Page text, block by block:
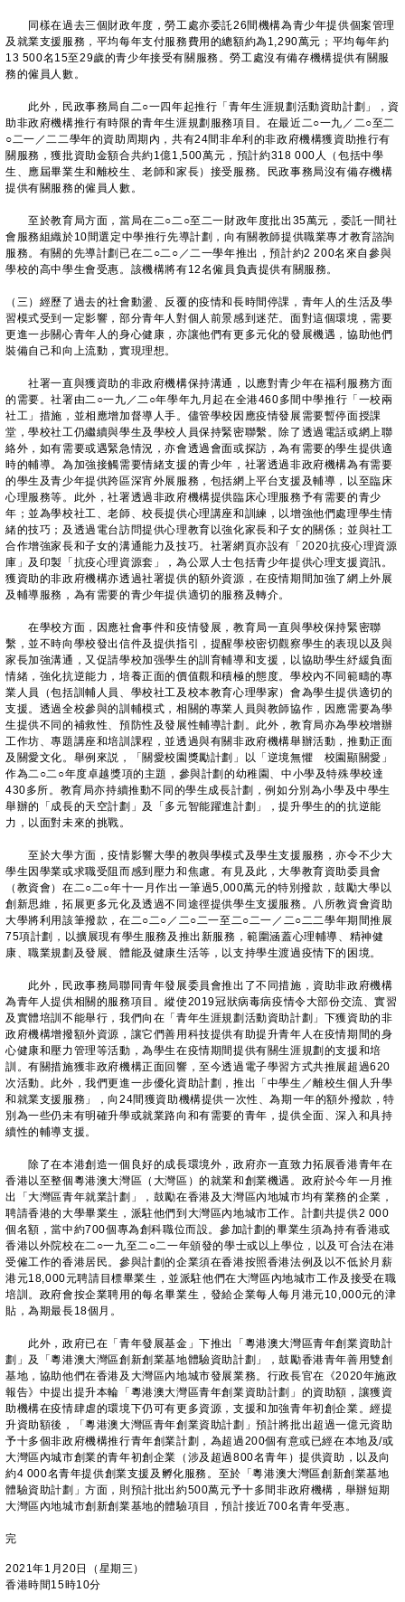
同樣在過去三個財政年度，勞工處亦委託26間機構為青少年提供個案管理
及就業支援服務，平均每年支付服務費用的總額約為1,290萬元；平均每年約
13 500名15至29歲的青少年接受有關服務。勞工處沒有備存機構提供有關服
務的僱員人數。
此外，民政事務局自二○一四年起推行「青年生涯規劃活動資助計劃」，資
助非政府機構推行有時限的青年生涯規劃服務項目。在最近二○一九／二○至二
○二一／二二學年的資助周期內，共有24間非牟利的非政府機構獲資助推行有
關服務，獲批資助金額合共約1億1,500萬元，預計約318 000人（包括中學
生、應屆畢業生和離校生、老師和家長）接受服務。民政事務局沒有備存機構
提供有關服務的僱員人數。
至於教育局方面，當局在二○二○至二一財政年度批出35萬元，委託一間社
會服務組織於10間選定中學推行先導計劃，向有關教師提供職業專才教育諮詢
服務。有關的先導計劃已在二○二○／二一學年推出，預計約2 200名來自參與
學校的高中學生會受惠。該機構將有12名僱員負責提供有關服務。
（三）經歷了過去的社會動盪、反覆的疫情和長時間停課，青年人的生活及學
習模式受到一定影響，部分青年人對個人前景感到迷茫。面對這個環境，需要
更進一步關心青年人的身心健康，亦讓他們有更多元化的發展機遇，協助他們
裝備自己和向上流動，實現理想。
社署一直與獲資助的非政府機構保持溝通，以應對青少年在福利服務方面
的需要。社署由二○一九／二○年學年九月起在全港460多間中學推行「一校兩
社工」措施，並相應增加督導人手。儘管學校因應疫情發展需要暫停面授課
堂，學校社工仍繼續與學生及學校人員保持緊密聯繫。除了透過電話或網上聯
絡外，如有需要或遇緊急情況，亦會透過會面或探訪，為有需要的學生提供適
時的輔導。為加強接觸需要情緒支援的青少年，社署透過非政府機構為有需要
的學生及青少年提供跨區深宵外展服務，包括網上平台支援及輔導，以至臨床
心理服務等。此外，社署透過非政府機構提供臨床心理服務予有需要的青少
年；並為學校社工、老師、校長提供心理講座和訓練，以增強他們處理學生情
緒的技巧；及透過電台訪問提供心理教育以強化家長和子女的關係；並與社工
合作增強家長和子女的溝通能力及技巧。社署網頁亦設有「2020抗疫心理資源
庫」及印製「抗疫心理資源套」，為公眾人士包括青少年提供心理支援資訊。
獲資助的非政府機構亦透過社署提供的額外資源，在疫情期間加強了網上外展
及輔導服務，為有需要的青少年提供適切的服務及轉介。
在學校方面，因應社會事件和疫情發展，教育局一直與學校保持緊密聯
繫，並不時向學校發出信件及提供指引，提醒學校密切觀察學生的表現以及與
家長加強溝通，又促請學校加强學生的訓育輔導和支援，以協助學生紓緩負面
情緒，強化抗逆能力，培養正面的價值觀和積極的態度。學校內不同範疇的專
業人員（包括訓輔人員、學校社工及校本教育心理學家）會為學生提供適切的
支援。透過全校參與的訓輔模式，相關的專業人員與教師協作，因應需要為學
生提供不同的補救性、預防性及發展性輔導計劃。此外，教育局亦為學校增辦
工作坊、專題講座和培訓課程，並透過與有關非政府機構舉辦活動，推動正面
及關愛文化。舉例來説，「關愛校園獎勵計劃」以「逆境無懼 校園顯關愛」
作為二○二○年度卓越獎項的主題，參與計劃的幼稚園、中小學及特殊學校達
430多所。教育局亦持續推動不同的學生成長計劃，例如分別為小學及中學生
舉辦的「成長的天空計劃」及「多元智能躍進計劃」，提升學生的的抗逆能
力，以面對未來的挑戰。
至於大學方面，疫情影響大學的教與學模式及學生支援服務，亦令不少大
學生因學業或求職受阻而感到壓力和焦慮。有見及此，大學教育資助委員會
（教資會）在二○二○年十一月作出一筆過5,000萬元的特別撥款，鼓勵大學以
創新思維，拓展更多元化及透過不同途徑提供學生支援服務。八所教資會資助
大學將利用該筆撥款，在二○二○／二○二一至二○二一／二○二二學年期間推展
75項計劃，以擴展現有學生服務及推出新服務，範圍涵蓋心理輔導、精神健
康、職業規劃及發展、體能及健康生活等，以支持學生渡過疫情下的困境。
此外，民政事務局聯同青年發展委員會推出了不同措施，資助非政府機構
為青年人提供相關的服務項目。縱使2019冠狀病毒病疫情令大部份交流、實習
及實體培訓不能舉行，我們向在「青年生涯規劃活動資助計劃」下獲資助的非
政府機構增撥額外資源，讓它們善用科技提供有助提升青年人在疫情期間的身
心健康和壓力管理等活動，為學生在疫情期間提供有關生涯規劃的支援和培
訓。有關措施獲非政府機構正面回響，至今透過電子學習方式共推展超過620
次活動。此外，我們更進一步優化資助計劃，推出「中學生／離校生個人升學
和就業支援服務」，向24間獲資助機構提供一次性、為期一年的額外撥款，特
別為一些仍未有明確升學或就業路向和有需要的青年，提供全面、深入和具持
續性的輔導支援。
除了在本港創造一個良好的成長環境外，政府亦一直致力拓展香港青年在
香港以至整個粵港澳大灣區（大灣區）的就業和創業機遇。政府於今年一月推
出「大灣區青年就業計劃」，鼓勵在香港及大灣區內地城市均有業務的企業，
聘請香港的大學畢業生，派駐他們到大灣區內地城市工作。計劃共提供2 000
個名額，當中約700個專為創科職位而設。參加計劃的畢業生須為持有香港或
香港以外院校在二○一九至二○二一年頒發的學士或以上學位，以及可合法在港
受僱工作的香港居民。參與計劃的企業須在香港按照香港法例及以不低於月薪
港元18,000元聘請目標畢業生，並派駐他們在大灣區內地城市工作及接受在職
培訓。政府會按企業聘用的每名畢業生，發給企業每人每月港元10,000元的津
貼，為期最長18個月。
此外，政府已在「青年發展基金」下推出「粵港澳大灣區青年創業資助計
劃」及「粵港澳大灣區創新創業基地體驗資助計劃」，鼓勵香港青年善用雙創
基地，協助他們在香港及大灣區內地城市發展業務。行政長官在《2020年施政
報告》中提出提升本輪「粵港澳大灣區青年創業資助計劃」的資助額，讓獲資
助機構在疫情肆虐的環境下仍可有更多資源，支援和加強青年初創企業。經提
升資助額後，「粵港澳大灣區青年創業資助計劃」預計將批出超過一億元資助
予十多個非政府機構推行青年創業計劃，為超過200個有意或已經在本地及/或
大灣區內城市創業的青年初創企業（涉及超過800名青年）提供資助，以及向
約4 000名青年提供創業支援及孵化服務。至於「粵港澳大灣區創新創業基地
體驗資助計劃」方面，則預計批出約500萬元予十多間非政府機構，舉辦短期
大灣區內地城市創新創業基地的體驗項目，預計接近700名青年受惠。
完
2021年1月20日（星期三）
香港時間15時10分